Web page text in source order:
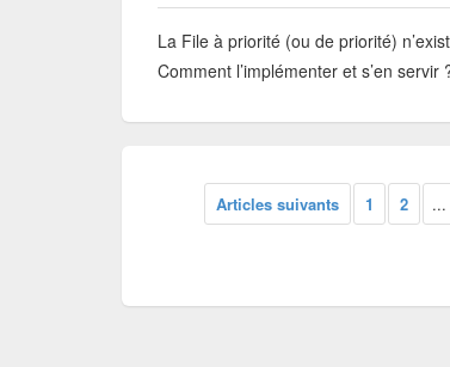
La File à priorité (ou de priorité)
Comment l’implémenter et s’en servir
Articles suivants 1 2 ...